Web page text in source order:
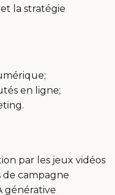
la stratégie
en ligne;
par les jeux vidéos
de campagne
générative